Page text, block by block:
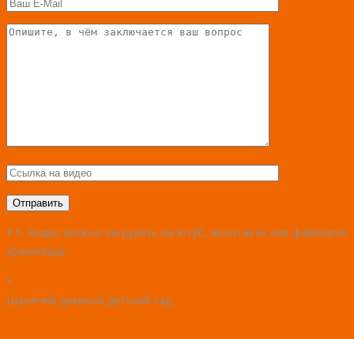
P.S. Видео можно загрузить на ютуб, вконтакте или файловое
хранилище.
×
Щенячий дневной детский сад